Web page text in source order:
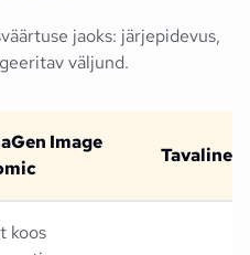
jaoks: järjepidevus,
väljund.
Image
Tavaline
koos